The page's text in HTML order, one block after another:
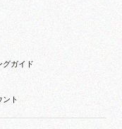
グガイド
ント